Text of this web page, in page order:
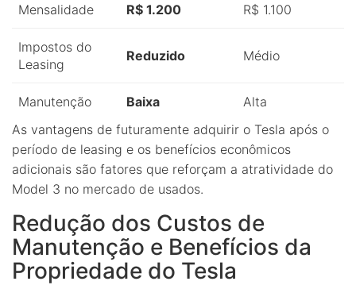
Mensalidade R$ 1.200 R$ 1.100
Impostos do
Leasing
Reduzido Médio
Manutenção Baixa
Alta
As vantagens de futuramente adquirir o Tesla após o
período de leasing e os benefícios econômicos
adicionais são fatores que reforçam a atratividade do
Model 3 no mercado de usados.
Redução dos Custos de
Manutenção e Benefícios da
Propriedade do Tesla